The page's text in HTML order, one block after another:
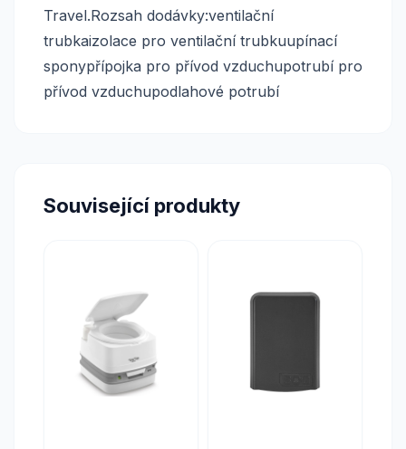
Travel.Rozsah dodávky:ventilační
trubkaizolace pro ventilační trubkuupínací
sponypřípojka pro přívod vzduchupotrubí pro
přívod vzduchupodlahové potrubí
Související produkty